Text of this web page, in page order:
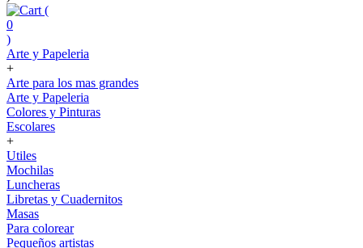
(
0
)
Arte y Papeleria
+
Arte para los mas grandes
Arte y Papeleria
Colores y Pinturas
Escolares
+
Utiles
Mochilas
Luncheras
Libretas y Cuadernitos
Masas
Para colorear
Pequeños artistas